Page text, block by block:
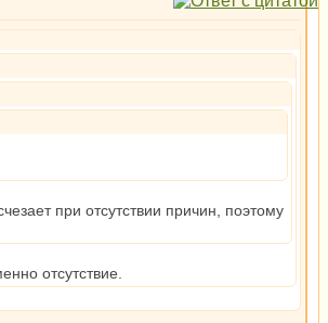
при отсутствии причин, поэтому
отсутствие.